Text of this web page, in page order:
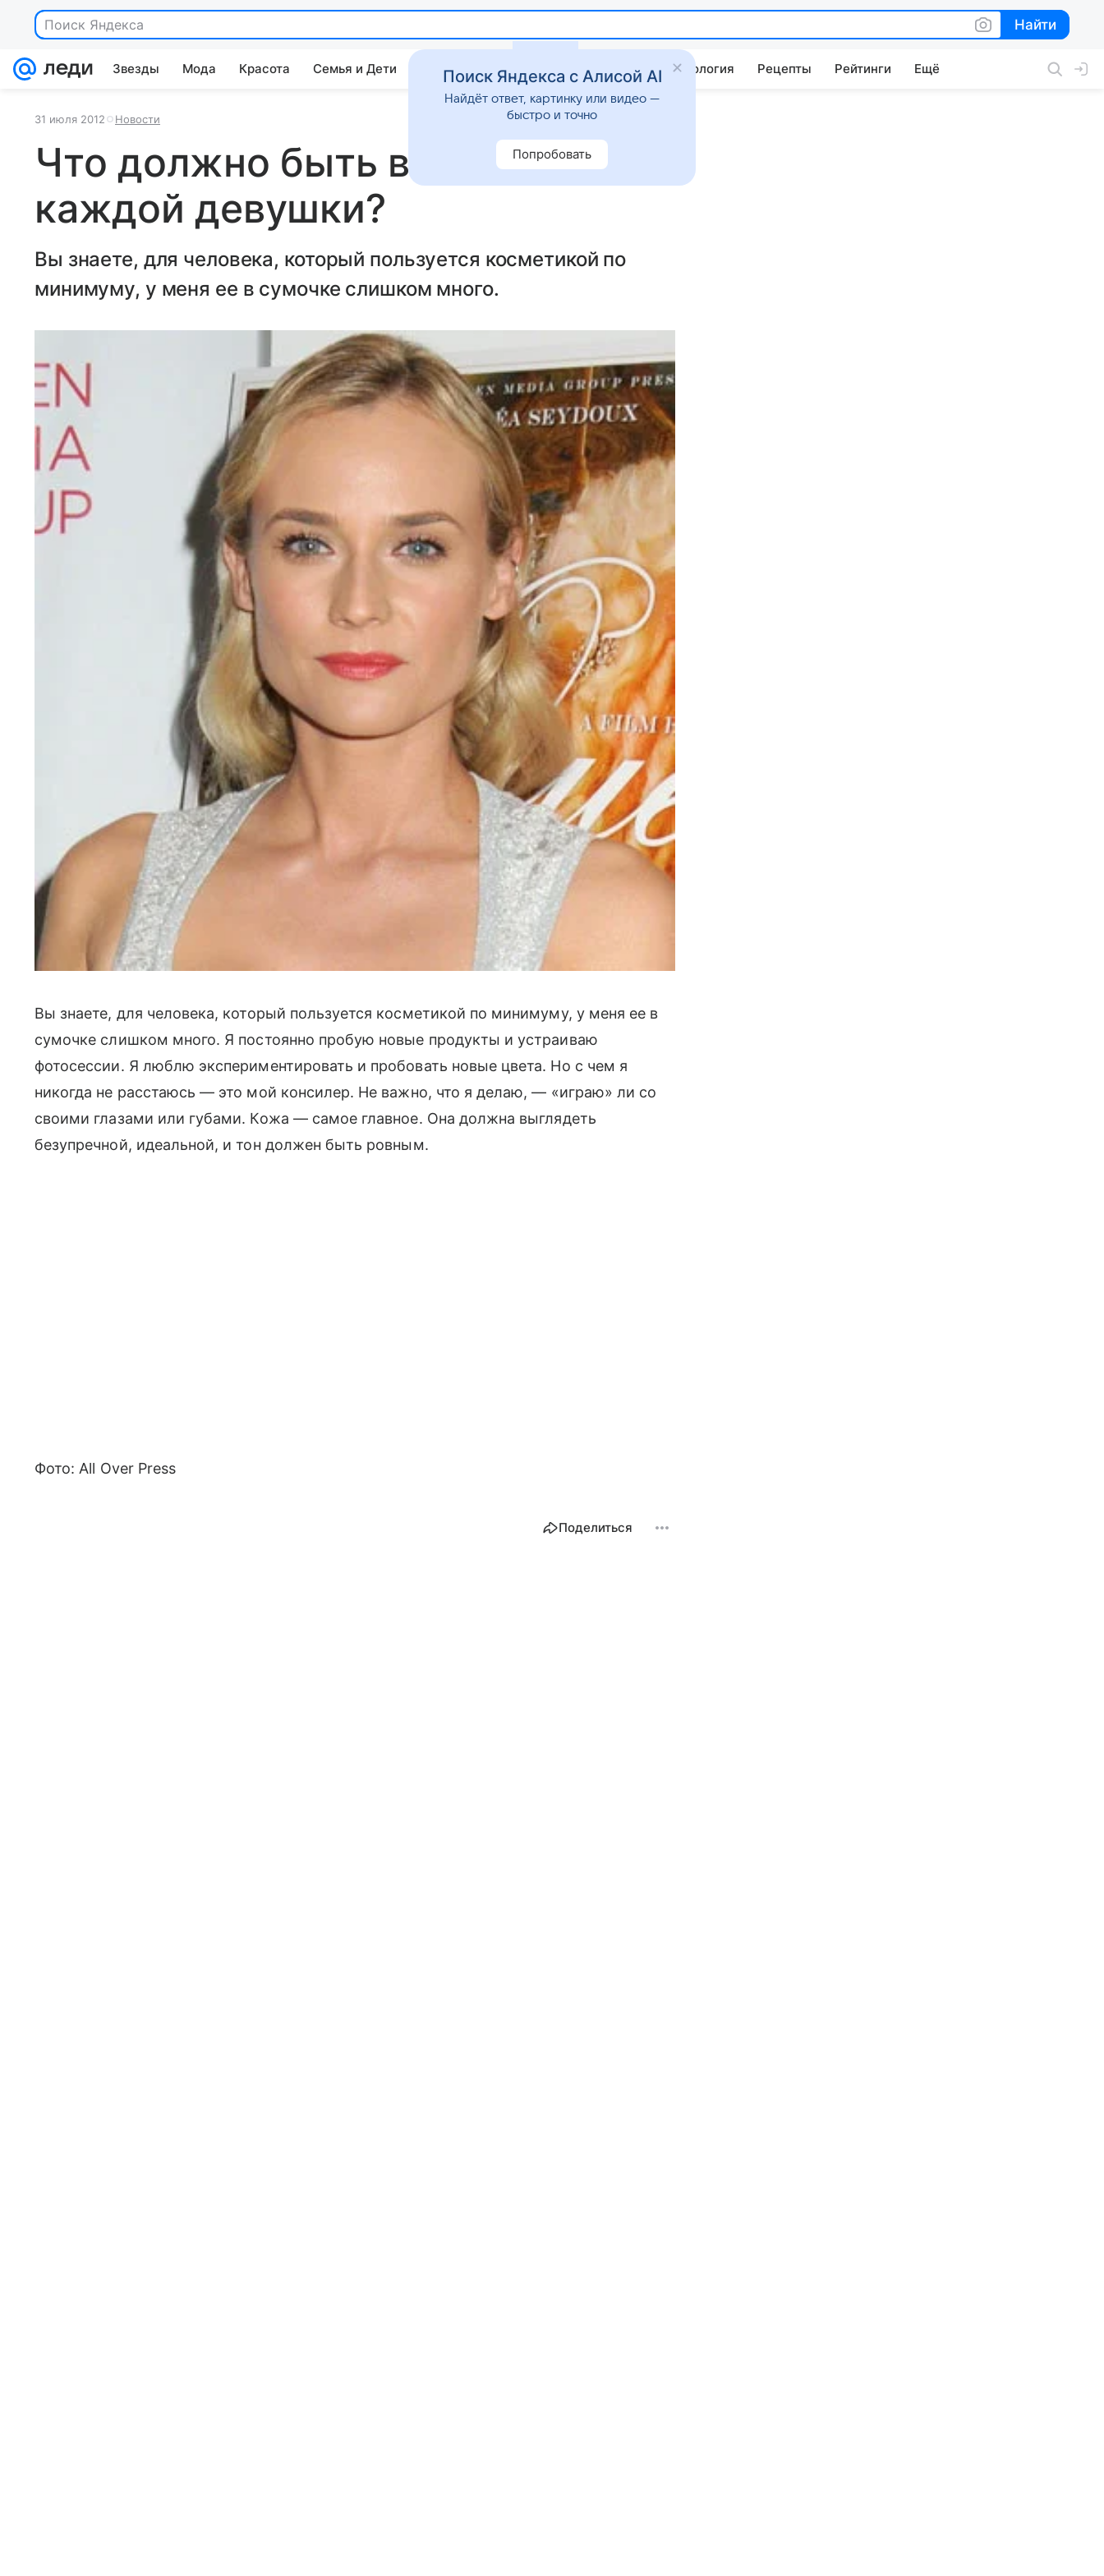
Поиск Яндекса Найти
Найти
Звезды Мода Красота Семья и Дети Дом Гороскопы Стиль жизни Психология Рецепты Рейтинги Ещё
31 июля 2012 Новости
Что должно быть в сумочке у
каждой девушки?
Вы знаете, для человека, который пользуется косметикой по
минимуму, у меня ее в сумочке слишком много.
Вы знаете, для человека, который пользуется косметикой по минимуму, у меня ее в
сумочке слишком много. Я постоянно пробую новые продукты и устраиваю
фотосессии. Я люблю экспериментировать и пробовать новые цвета. Но с чем я
никогда не расстаюсь — это мой консилер. Не важно, что я делаю, — «играю» ли со
своими глазами или губами. Кожа — самое главное. Она должна выглядеть
безупречной, идеальной, и тон должен быть ровным.
Фото: All Over Press
Поделиться
Поиск Яндекса с Алисой AI
Найдёт ответ, картинку или видео —
быстро и точно
Попробовать